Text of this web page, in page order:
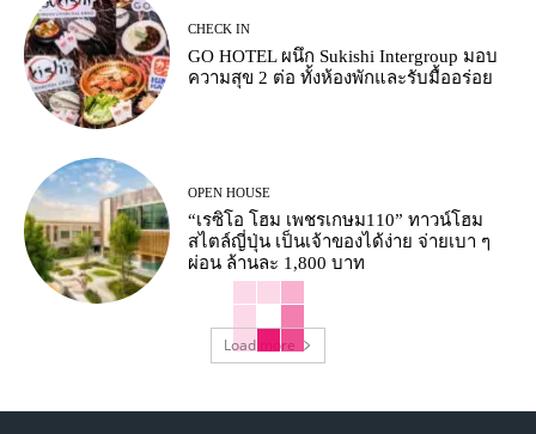
CHECK IN
GO HOTEL ผนึก Sukishi Intergroup มอบ
ความสุข 2 ต่อ ทั้งห้องพักและรับมื้ออร่อย
OPEN HOUSE
“เรซิโอ โฮม เพชรเกษม110” ทาวน์โฮม
สไตล์ญี่ปุ่น เป็นเจ้าของได้ง่าย จ่ายเบา ๆ
ผ่อน ล้านละ 1,800 บาท
Load more